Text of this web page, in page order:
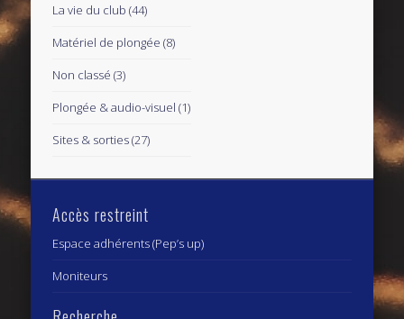
La vie du club (44)
Matériel de plongée (8)
Non classé (3)
Plongée & audio-visuel (1)
Sites & sorties(27)
Accès restreint
Espace adhérents (Pep’s up)
Moniteurs